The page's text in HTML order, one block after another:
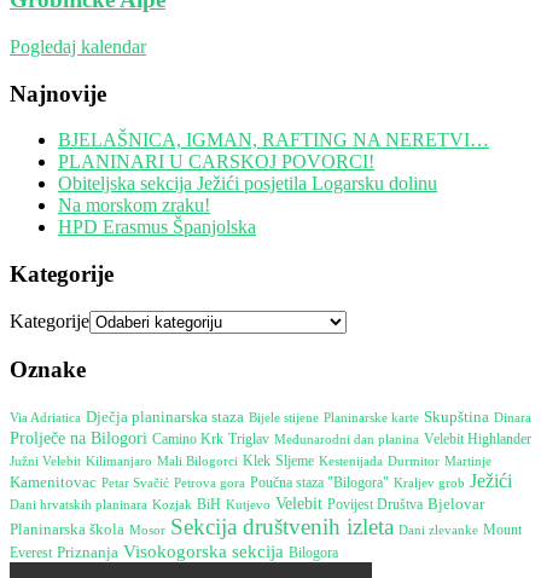
Pogledaj kalendar
Najnovije
BJELAŠNICA, IGMAN, RAFTING NA NERETVI…
PLANINARI U CARSKOJ POVORCI!
Obiteljska sekcija Ježići posjetila Logarsku dolinu
Na morskom zraku!
HPD Erasmus Španjolska
Kategorije
Kategorije
Oznake
Via Adriatica Dječja planinarska staza Bijele stijene Planinarske karte Skupština Dinara
Prolječe na Bilogori Camino Krk Triglav Međunarodni dan planina Velebit Highlander
Južni Velebit Kilimanjaro Mali Bilogorci Klek Sljeme Kestenijada Durmitor Martinje
Kamenitovac Petar Svačić Petrova gora Poučna staza "Bilogora" Kraljev grob Ježići
Dani hrvatskih planinara Kozjak BiH Kutjevo Velebit Povijest Društva Bjelovar
Planinarska škola Mosor Sekcija društvenih izleta Dani zlevanke Mount
Everest Priznanja Visokogorska sekcija Bilogora